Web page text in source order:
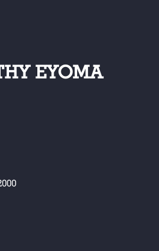
EYOMA